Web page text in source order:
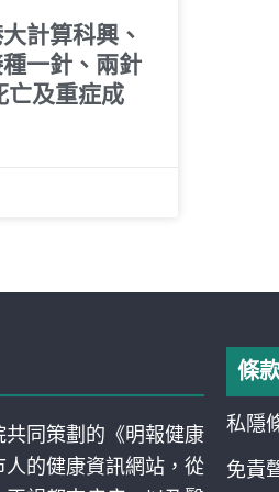
計算科興、
一針、兩針
亡及重症成
同策劃的《明報健康
的健康資訊網站，從
條
私隱
免責